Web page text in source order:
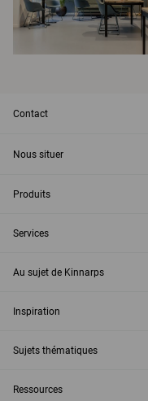
Contact
Nous situer
Produits
Services
Au sujet de Kinnarps
Inspiration
Sujets thématiques
Ressources